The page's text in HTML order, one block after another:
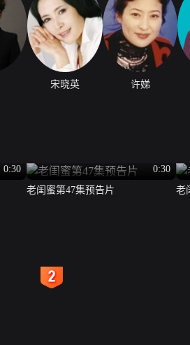
宋晓英 许娣
0:30
0:30
老闺蜜第47集预告片
老